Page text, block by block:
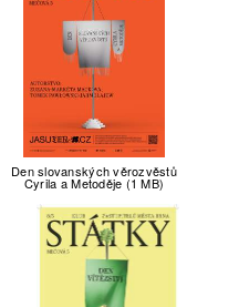
Den slovanských věrozvěstů
Cyrila a Metoděje (1 MB)